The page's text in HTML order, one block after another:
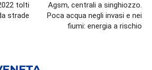
tolti
strade
Agsm, centrali a singhiozzo.
Poca acqua negli invasi e nei
fiumi: energia a rischio